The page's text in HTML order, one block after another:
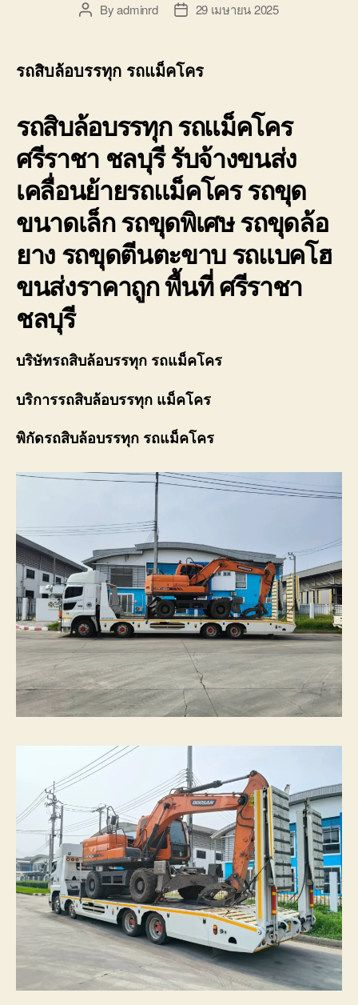
PostByadminrd
Post29 เมษายน 2025
รถสิบล้อบรรทุก รถแม็คโคร
รถสิบล้อบรรทุก รถแม็คโคร
ศรีราชา ชลบุรี รับจ้างขนส่ง
เคลื่อนย้ายรถแม็คโคร รถขุด
ขนาดเล็ก รถขุดพิเศษ รถขุดล้อ
ยาง รถขุดตีนตะขาบ รถแบคโฮ
ขนส่งราคาถูก พื้นที่ ศรีราชา
ชลบุรี
บริษัทรถสิบล้อบรรทุก รถแม็คโคร
บริการรถสิบล้อบรรทุก แม็คโคร
พิกัดรถสิบล้อบรรทุก รถแม็คโคร